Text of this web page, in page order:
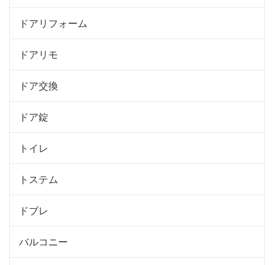
ドアリフォーム
ドアリモ
ドア交換
ドア錠
トイレ
トステム
ドブレ
バルコニー